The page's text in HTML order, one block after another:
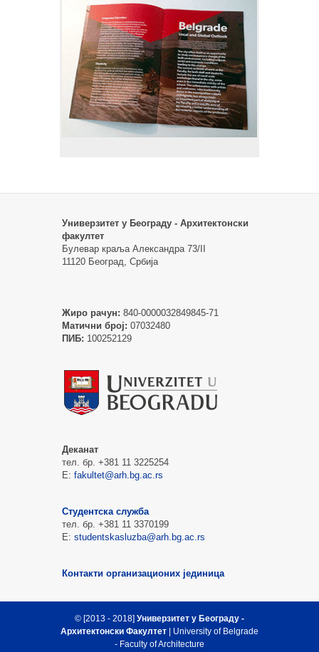
Универзитет у Београду - Архитектонски
факултет
Булевар краља Александра 73/II
11120 Београд, Србија
Жиро рачун: 840-0000032849845-71
Матични број: 07032480
ПИБ: 100252129
Деканат
тел. бр. +381 11 3225254
Е: fakultet@arh.bg.ac.rs
Студентска служба
тел. бр. +381 11 3370199
Е: studentskasluzba@arh.bg.ac.rs
Контакти организационих јединица
© [2013 - 2018] Универзитет у Београду -
Архитектонски Факултет | University of Belgrade
- Faculty of Architecture